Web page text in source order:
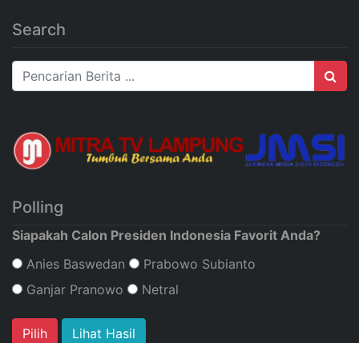
Search
Polling
Siapakah Calon Presiden Indonesia Favorit Anda?
Anies Baswedan
Prabowo Subianto
Ganjar Pranowo
Netral
Lihat Hasil